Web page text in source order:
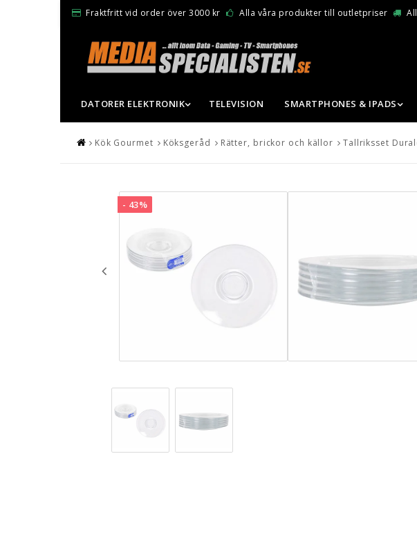
Fraktfritt vid order över 3000 kr Alla våra produkter till outletpriser
DATORER ELEKTRONIK TELEVISION SMARTPHONES & IPADS
Kök Gourmet Köksgeråd Rätter, brickor och källor Tallriksset
- 43%